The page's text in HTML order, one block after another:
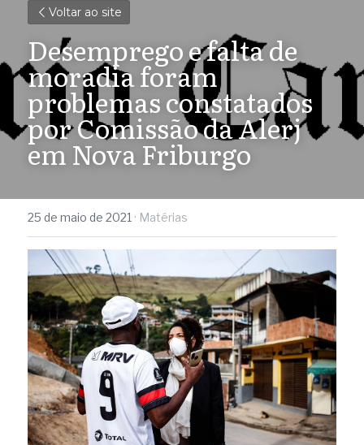
Voltar ao site
Desemprego e falta de
moradia foram
problemas constatados
por Comissão da Alerj
em Nova Friburgo
25 de maio de 2021 · Matérias